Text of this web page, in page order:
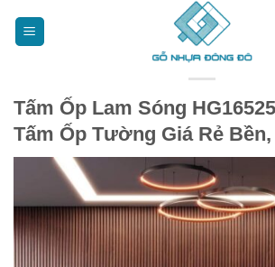
Tấm Ốp Lam Sóng
Tấm Ốp Tường Giá Rẻ